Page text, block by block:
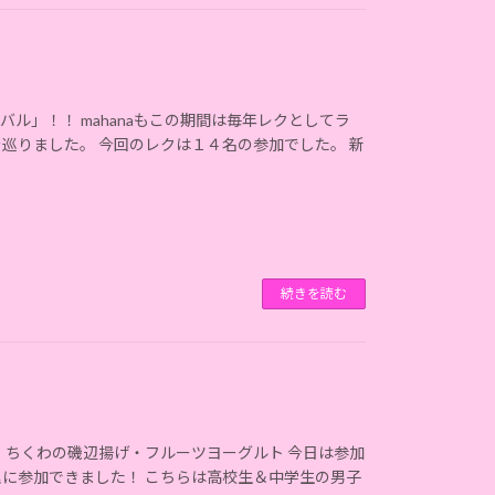
ル」！！ mahanaもこの期間は毎年レクとしてラ
りました。 今回のレクは１４名の参加でした。 新
続きを読む
くわの磯辺揚げ・フルーツヨーグルト 今日は参加
参加できました！ こちらは高校生＆中学生の男子